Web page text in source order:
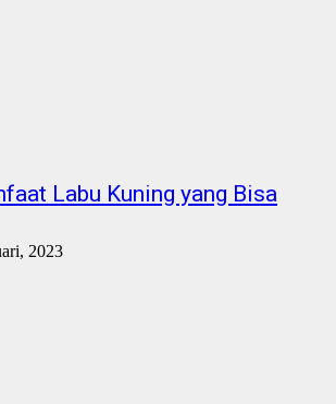
Labu Kuning yang Bisa
2023